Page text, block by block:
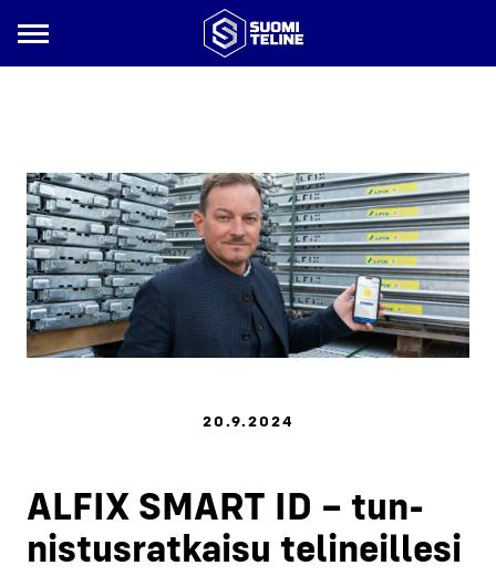
20.9.2024
ALFIX SMART ID – tun­
nis­tus­rat­kai­su teli­neil­le­si